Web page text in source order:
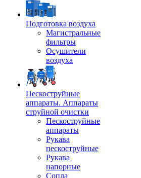
Подготовка воздуха
Магистральные
фильтры
Осушители
воздуха
Пескоструйные
аппараты. Аппараты
струйной очистки
Пескоструйные
аппараты
Рукава
пескоструйные
Рукава
напорные
Сопла